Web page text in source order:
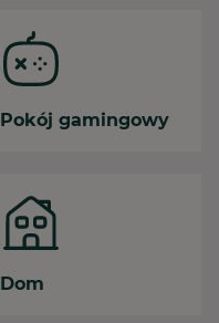
Pokój gamingowy
Dom